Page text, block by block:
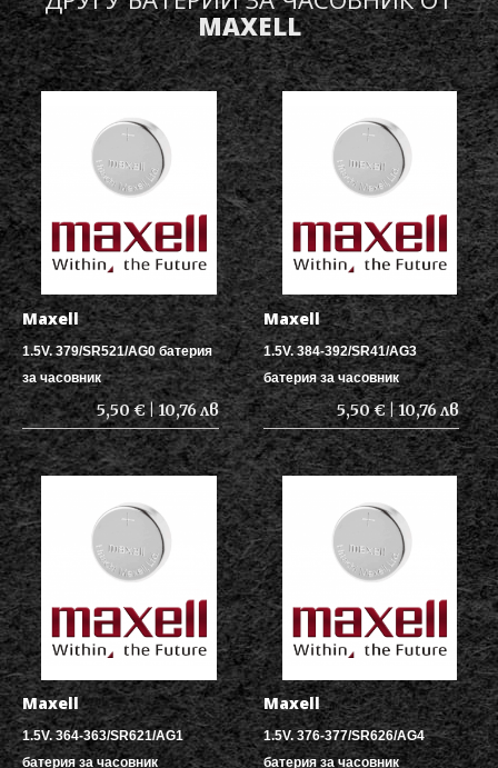
MAXELL
Maxell
1.5V. 379/SR521/AG0 батерия
за часовник
5,50 € | 10,76 лв
Maxell
1.5V. 384-392/SR41/AG3
батерия за часовник
5,50 € | 10,76 лв
Maxell
1.5V. 364-363/SR621/AG1
батерия за часовник
Maxell
1.5V. 376-377/SR626/AG4
батерия за часовник